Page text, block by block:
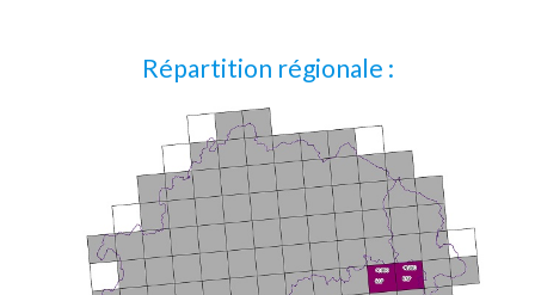
Répartition régionale :